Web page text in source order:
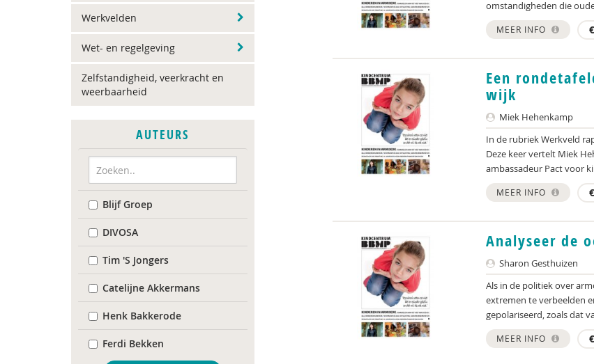
Werkvelden
Wet- en regelgeving
Zelfstandigheid, veerkracht en
weerbaarheid
AUTEURS
Blijf Groep
DIVOSA
Tim 'S Jongers
Catelijne Akkermans
Henk Bakkerode
Ferdi Bekken
omstandigheden die
MEER INFO €
Een
wijk
Miek Hehenkamp
In de rubriek Werkveld
Deze keer vertelt Miek
ambassadeur Pact voor
MEER INFO €
Analyseer de
Sharon Gesthuizen
Als in de politiek over
extremen te verbeelden
gepolariseerd, zoals dat
MEER INFO €